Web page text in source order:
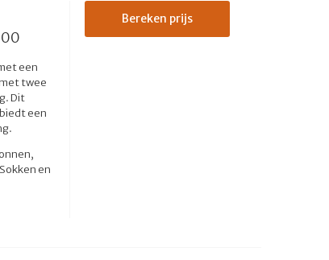
een
twee
Dit
een
en
Bereken prijs